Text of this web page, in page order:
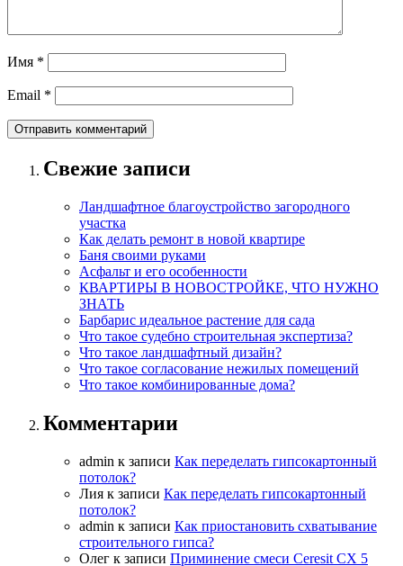
Имя *
Email *
Свежие записи
Ландшафтное благоустройство загородного
участка
Как делать ремонт в новой квартире
Баня своими руками
Асфальт и его особенности
КВАРТИРЫ В НОВОСТРОЙКЕ, ЧТО НУЖНО
ЗНАТЬ
Барбарис идеальное растение для сада
Что такое судебно строительная экспертиза?
Что такое ландшафтный дизайн?
Что такое согласование нежилых помещений
Что такое комбинированные дома?
Комментарии
admin к записи Как переделать гипсокартонный
потолок?
Лия к записи Как переделать гипсокартонный
потолок?
admin к записи Как приостановить схватывание
строительного гипса?
Олег к записи Приминение смеси Ceresit СХ 5